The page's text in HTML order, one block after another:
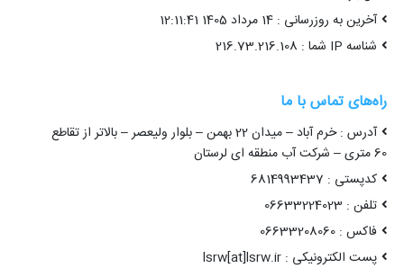
آخرین به روزرسانی : 14 مرداد 1405 12:11:41
شناسه IP شما : 216.73.216.108
راه‌های تماس با ما
آدرس : خرم آباد – میدان 22 بهمن – بلوار ولیعصر – بالاتر از تقاطع
60 متری – شرکت آب منطقه ای لرستان
کدپستی : 6814993437
تلفن : 06633224023
فاکس : 06633208060
پست الکترونیکی : lsrw[at]lsrw.ir